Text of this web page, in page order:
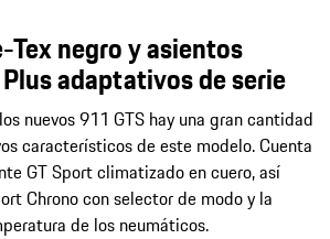
Tex negro y asientos
adaptativos de serie
nuevos 911 GTS hay una gran cantidad
característicos de este modelo. Cuenta
GT Sport climatizado en cuero, así
Chrono con selector de modo y la
de los neumáticos.